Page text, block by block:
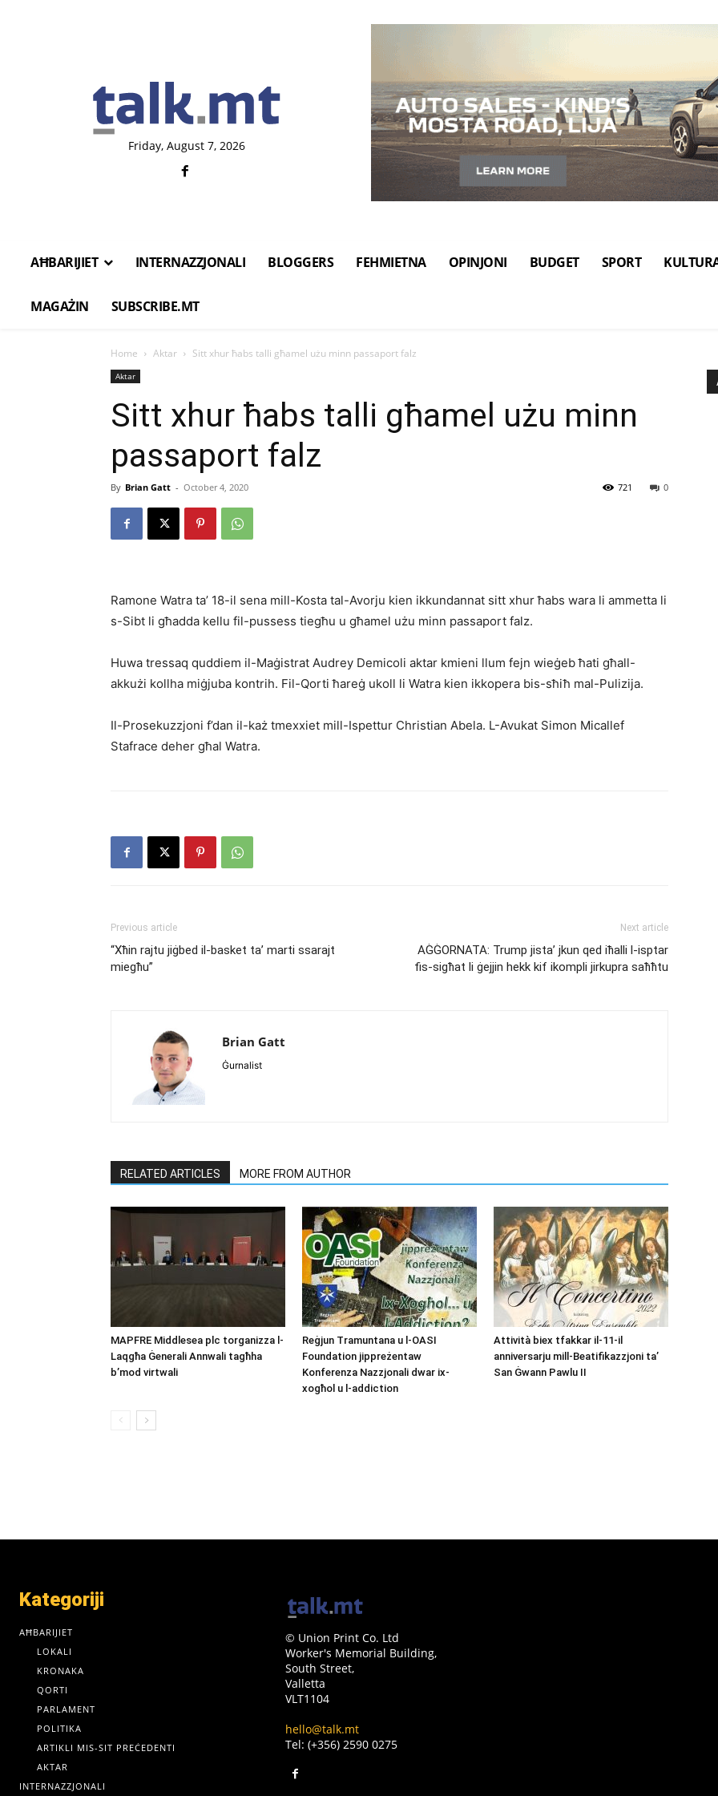
Friday, August 7, 2026
AĦBARIJIET INTERNAZZJONALI BLOGGERS FEHMIETNA OPINJONI BUDGET SPORT
MAGAŻIN SUBSCRIBE.MT
Home Aktar Sitt xhur ħabs talli għamel użu minn passaport falz
Aktar
Sitt xhur ħabs talli għamel użu minn
passaport falz
By Brian Gatt - October 4, 2020 0
721
Ramone Watra ta’ 18-il sena mill-Kosta tal-Avorju kien ikkundannat sitt xhur ħabs wara li ammetta li
s-Sibt li għadda kellu fil-pussess tiegħu u għamel użu minn passaport falz.
Huwa tressaq quddiem il-Maġistrat Audrey Demicoli aktar kmieni llum fejn wieġeb ħati għall-
akkużi kollha miġjuba kontrih. Fil-Qorti ħareġ ukoll li Watra kien ikkopera bis-sħiħ mal-Pulizija.
Il-Prosekuzzjoni f’dan il-każ tmexxiet mill-Ispettur Christian Abela. L-Avukat Simon Micallef
Stafrace deher għal Watra.
Previous article
“Xħin rajtu jiġbed il-basket ta’ marti ssarajt
miegħu”
Next article
AĠĠORNATA: Trump jista’ jkun qed iħalli l-isptar
fis-sigħat li ġejjin hekk kif ikompli jirkupra saħħtu
Brian Gatt
Ġurnalist
RELATED ARTICLES MORE FROM AUTHOR
MAPFRE Middlesea plc torganizza l-
Laqgħa Ġenerali Annwali tagħha
b’mod virtwali
Reġjun Tramuntana u l-OASI
Foundation jippreżentaw
Konferenza Nazzjonali dwar ix-
xogħol u l-addiction
Attività biex tfakkar il-11-il
anniversarju mill-Beatifikazzjoni ta’
San Ġwann Pawlu II
Kategoriji
AĦBARIJIET
LOKALI
KRONAKA
QORTI
PARLAMENT
POLITIKA
ARTIKLI MIS-SIT PREĊEDENTI
AKTAR
INTERNAZZJONALI
© Union Print Co. Ltd
Worker's Memorial Building,
South Street,
Valletta
VLT1104
hello@talk.mt
Tel: (+356) 2590 0275